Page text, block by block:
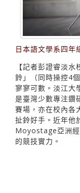
日本語文學系四年
【記者彭證睿淡
鈴」（同時操控4
寥寥可數。淡江大
是臺灣少數專注鑽
賽場，亦在校內各
扯鈴好手。近年他
Moyostage亞洲經
的競技實力。